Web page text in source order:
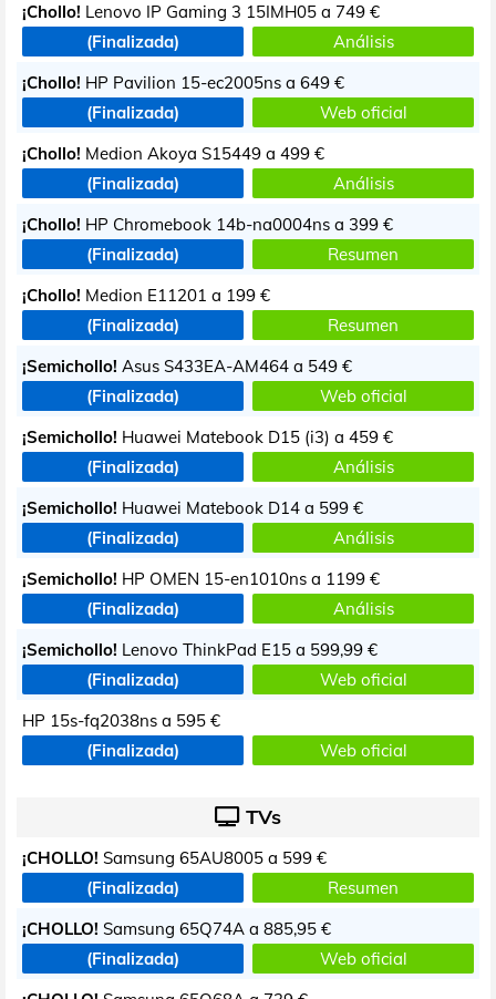
¡Chollo! Lenovo IP Gaming 3 15IMH05 a 749 €
(Finalizada)
Análisis
¡Chollo! HP Pavilion 15-ec2005ns a 649 €
(Finalizada)
Web oficial
¡Chollo! Medion Akoya S15449 a 499 €
(Finalizada)
Análisis
¡Chollo! HP Chromebook 14b-na0004ns a 399 €
(Finalizada)
Resumen
¡Chollo! Medion E11201 a 199 €
(Finalizada)
Resumen
¡Semichollo! Asus S433EA-AM464 a 549 €
(Finalizada)
Web oficial
¡Semichollo! Huawei Matebook D15 (i3) a 459 €
(Finalizada)
Análisis
¡Semichollo! Huawei Matebook D14 a 599 €
(Finalizada)
Análisis
¡Semichollo! HP OMEN 15-en1010ns a 1199 €
(Finalizada)
Análisis
¡Semichollo! Lenovo ThinkPad E15 a 599,99 €
(Finalizada)
Web oficial
HP 15s-fq2038ns a 595 €
(Finalizada)
Web oficial
TVs
¡CHOLLO! Samsung 65AU8005 a 599 €
(Finalizada)
Resumen
¡CHOLLO! Samsung 65Q74A a 885,95 €
(Finalizada)
Web oficial